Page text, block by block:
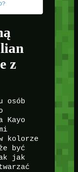
z
osób
Kayo
kolorze
być
jak